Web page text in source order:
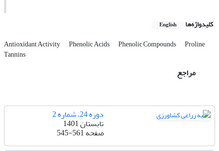
کلیدواژه‌ها English
Antioxidant Activity Phenolic Acids Phenolic Compounds Proline
Tannins
مراجع
دوره 24، شماره 2
تابستان 1401
صفحه545-561